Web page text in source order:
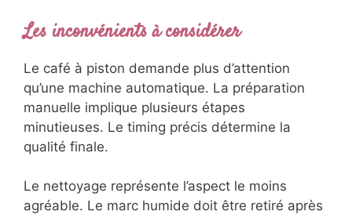
Les inconvénients à considérer
Le café à piston demande plus d’attention
qu’une machine automatique. La préparation
manuelle implique plusieurs étapes
minutieuses. Le timing précis détermine la
qualité finale.
Le nettoyage représente l’aspect le moins
agréable. Le marc humide doit être retiré après